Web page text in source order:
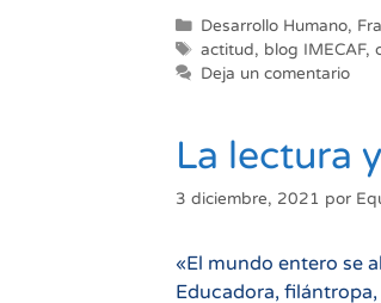
Categorías
Desarrollo Humano,
Etiquetas
actitud, blog IMECAF,
Deja un comentario
La lectura
3 diciembre, 2021 por
«El mundo entero se
Educadora,